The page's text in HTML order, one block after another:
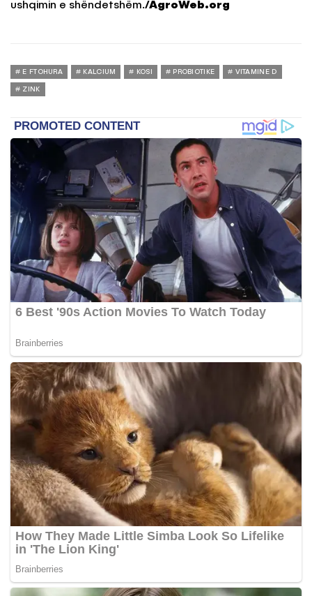
ushqimin e shëndetshëm./AgroWeb.org
E FTOHURA KALCIUM KOSI PROBIOTIKE VITAMINE D
ZINK